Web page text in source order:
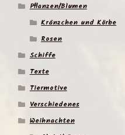
Pflanzen/Blumen
Kränzchen und Körbe
Rosen
Schiffe
Texte
Tiermotive
Verschiedenes
Weihnachten